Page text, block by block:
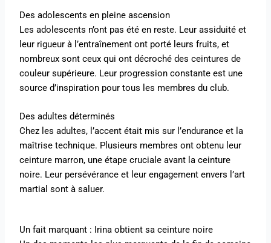
Des adolescents en pleine ascension
Les adolescents n’ont pas été en reste. Leur assiduité et
leur rigueur à l’entraînement ont porté leurs fruits, et
nombreux sont ceux qui ont décroché des ceintures de
couleur supérieure. Leur progression constante est une
source d’inspiration pour tous les membres du club.
Des adultes déterminés
Chez les adultes, l’accent était mis sur l’endurance et la
maîtrise technique. Plusieurs membres ont obtenu leur
ceinture marron, une étape cruciale avant la ceinture
noire. Leur persévérance et leur engagement envers l’art
martial sont à saluer.
Un fait marquant : Irina obtient sa ceinture noire